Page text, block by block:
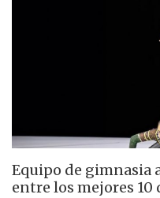
Equipo de gimnasia
entre los mejores 10